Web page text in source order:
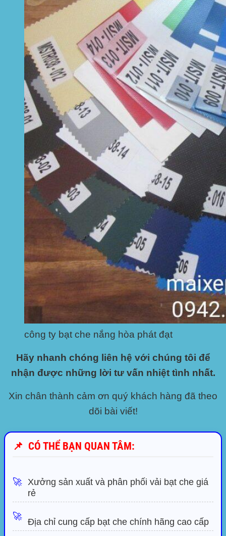
công ty bạt che nắng hòa phát đạt
Hãy nhanh chóng liên hệ với chúng tôi để
nhận được những lời tư vấn nhiệt tình nhất.
Xin chân thành cảm ơn quý khách hàng đã theo
dõi bài viết!
📌 CÓ THỂ BẠN QUAN TÂM:
🚀 Xưởng sản xuất và phân phối vải bạt che giá
rẻ
🚀
Địa chỉ cung cấp bạt che chính hãng cao cấp